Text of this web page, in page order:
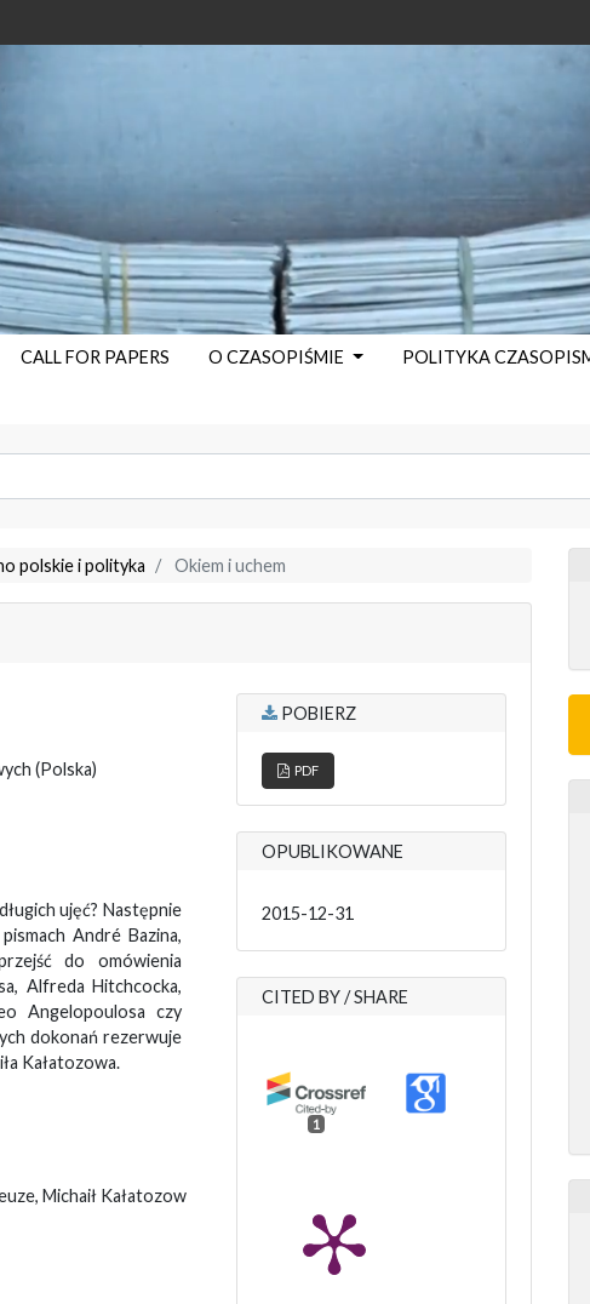
CALL FOR PAPERS O CZASOPIŚMIE POLITYKA
polskie i polityka Okiem i uchem
(Polska)
ujęć? Następnie
André Bazina,
do omówienia
Alfreda Hitchcocka,
Angelopoulosa czy
dokonań rezerwuje
Kałatozowa.
Michaił Kałatozow
POBIERZ
PDF
OPUBLIKOWANE
2015-12-31
CITED BY / SHARE
1